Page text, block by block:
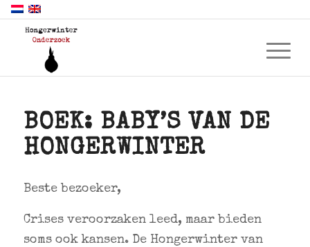
BOEK: BABY’S VAN DE
HONGERWINTER
Beste bezoeker,
Crises veroorzaken leed, maar bieden
soms ook kansen. De Hongerwinter van